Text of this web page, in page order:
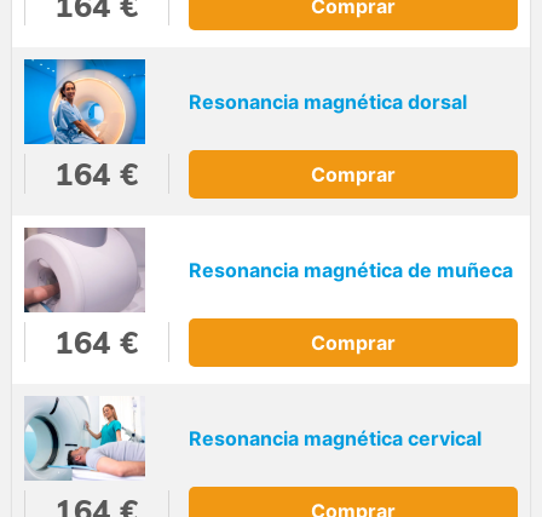
Comprar
Resonancia magnética dorsal
164 € Comprar
Resonancia magnética de muñeca
164 € Comprar
Resonancia magnética cervical
Comprar